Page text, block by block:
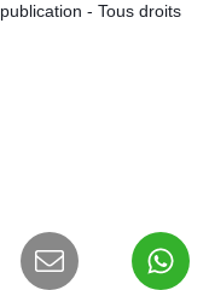
- Tous droits